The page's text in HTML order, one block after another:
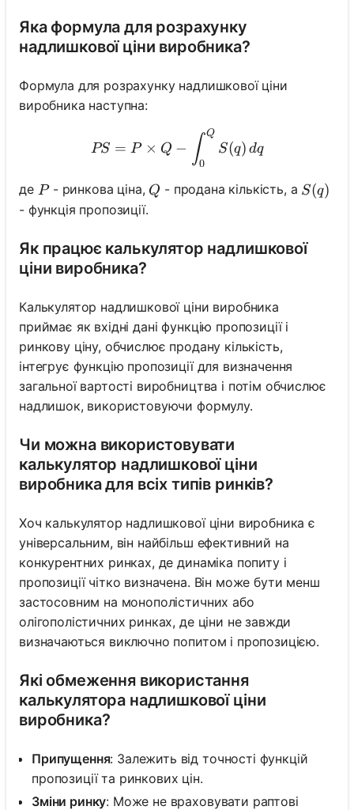
Яка формула для розрахунку
надлишкової ціни виробника?
Формула для розрахунку надлишкової ціни
виробника наступна:
PS = P \times Q -
PS = P × Q − ∫0
Q
S(q) dq
де P
P- ринкова ціна, Q
Q - продана кількість, а S(q)
S(q)
- функція пропозиції.
Як працює калькулятор надлишкової
ціни виробника?
Калькулятор надлишкової ціни виробника
приймає як вхідні дані функцію пропозиції і
ринкову ціну, обчислює продану кількість,
інтегрує функцію пропозиції для визначення
загальної вартості виробництва і потім обчислює
надлишок, використовуючи формулу.
Чи можна використовувати
калькулятор надлишкової ціни
виробника для всіх типів ринків?
Хоч калькулятор надлишкової ціни виробника є
універсальним, він найбільш ефективний на
конкурентних ринках, де динаміка попиту і
пропозиції чітко визначена. Він може бути менш
застосовним на монополістичних або
олігополістичних ринках, де ціни не завжди
визначаються виключно попитом і пропозицією.
Які обмеження використання
калькулятора надлишкової ціни
виробника?
Припущення: Залежить від точності функцій
пропозиції та ринкових цін.
Зміни ринку: Може не враховувати раптові